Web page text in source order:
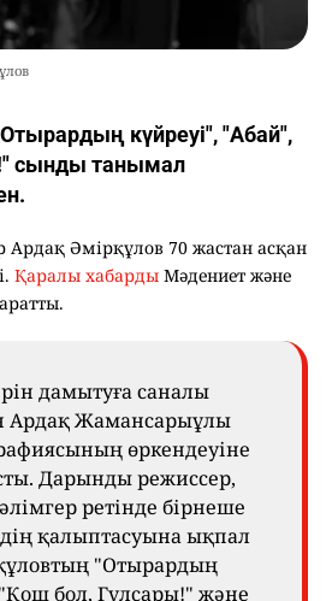
күйреуі", "Абай",
сынды танымал
Ардақ Әмірқұлов 70 жастан асқан
Қаралы хабарды Мәдениет және
дамытуға саналы
Ардақ Жамансарыұлы
өркендеуіне
Дарынды режиссер,
ретінде бірнеше
қалыптасуына ықпал
"Отырардың
бол, Гүлсары!" және